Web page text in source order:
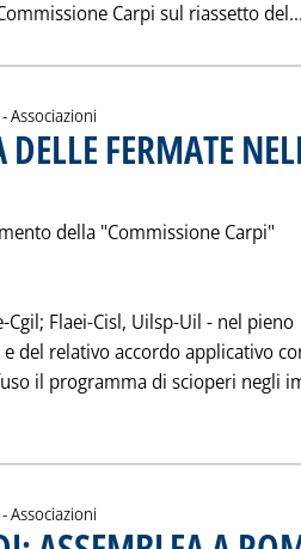
Carpi sul riassetto
Associazioni
FERMATE
della "Commissione Carpi"
Cgil; Flaei-Cisl, Uilsp-Uil - nel pieno
del relativo accordo applicativo
il programma di scioperi negli
Associazioni